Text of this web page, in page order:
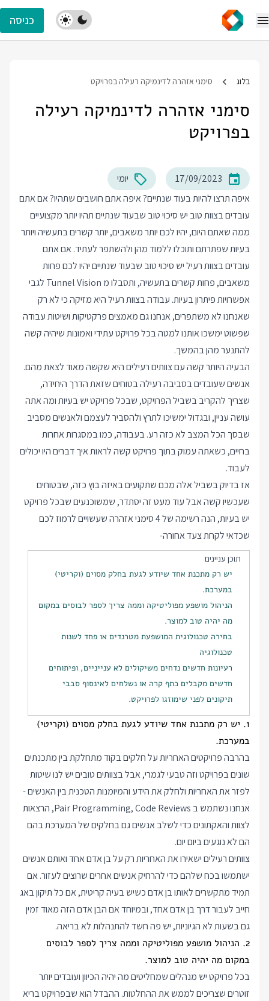
כניסה
בלוג סימני אזהרה לדינמיקה רעילה בפרויקט
סימני אזהרה לדינמיקה רעילה
בפרויקט
17/09/2023
יומי
איפה תרצו להיות בעוד שנתיים? איפה אתם חושבים שתהיו? אם אתם
עובדים בצוות טוב יש סיכוי טוב שבעוד שנתיים תהיו יותר מקצועיים
ממה שאתם היום, יהיו לכם יותר משאבים, יותר קשרים בתעשיה ויותר
בעיות שפתרתם ותוכלו ללמוד מהן ולהשתפר לעתיד. אם אתם
עובדים בצוות רעיל יש סיכוי טוב שבעוד שנתיים יהיו לכם פחות
משאבים, פחות קשרים בתעשיה, ותסבלו מ Tunnel Vision לגבי
אפשרויות פיתרון בעיות. עבודה בצוות רעיל היא מזיקה כי לא רק
שאנחנו לא משתפרים, אנחנו גם מאמצים פרקטיקות ושיטות עבודה
שפשוט ימשכו אותנו למטה בכל פרויקט עתידי ואמונות שיהיה קשה
להתנער מהן בהמשך.
הבעיה היותר קשה עם צוותים רעילים היא שקשה מאוד לצאת מהם.
אנשים שעובדים בסביבה רעילה בטוחים שזאת הדרך היחידה,
שצריך להקריב בשביל הפרויקט, שבכל פרויקט יש בעיות ומה אתה
עושה עניין, ובגדול ימשיכו לתרץ ולהסביר לעצמם ולאנשים מסביב
שבסך הכל המצב לא כזה רע. בעבודה, כמו במסגרות אחרות
בחיים, כשאתה עמוק בתוך פרויקט קשה לראות איך דברים היו יכולים
לעבוד.
אז בדיוק בשביל אלה מכם שתקועים באיזה בוץ כזה, שבטוחים
שעכשיו קשה אבל עוד מעט זה יסתדר, שמשוכנעים שבכל פרויקט
יש בעיות, הנה רשימה של 4 סימני אזהרה שעשויים לרמוז לכם
שכדאי לקחת צעד אחורה-
תוכן עניינים
יש רק מתכנת אחד שיודע לגעת בחלק מסוים (וקריטי)
במערכת.
הניהול מושפע מפוליטיקה וממה צריך לספר לבוסים במקום
מה יהיה טוב למוצר.
בחירה טכנולוגית המושפעת מטרנדים או פחד לשנות
טכנולוגיה
רעיונות חדשים נדחים משיקולים לא ענייניים, ופיתוחים
חדשים מקבלים כתף קרה או נשלחים לאינסוף סבבי
תיקונים לפני שימוזגו לפרויקט.
1. יש רק מתכנת אחד שיודע לגעת בחלק מסוים (וקריטי)
במערכת.
בהרבה פרויקטים האחריות על חלקים בקוד מתחלקת בין מתכנתים
שונים בפרויקט וזה טבעי לגמרי, אבל בצוותים טובים יש לנו שיטות
לפזר את האחריות ולחלק את הידע והמיומנות הטכנית בין האנשים -
אנחנו נשתמש ב Pair Programming, Code Reviews, הרצאות
לצוות והאקתונים כדי לשלב אנשים גם בחלקים של המערכת בהם
הם לא נוגעים ביום יום.
צוותים רעילים ישאירו את האחריות רק על בן אדם אחד ואותם אנשים
ישתמשו בכח שלהם כדי להרחיק אנשים אחרים שרוצים לעזור. אם
תמיד מתקשרים לאותו בן אדם כשיש בעיה קריטית, אם כל תיקון באג
חייב לעבור דרך בן אדם אחד, ובמיוחד אם הבן אדם הזה מאוד זמין
גם בשעות לא הגיוניות, יש פה חשד להתנהלות לא בריאה.
2. הניהול מושפע מפוליטיקה וממה צריך לספר לבוסים
במקום מה יהיה טוב למוצר.
בכל פרויקט יש מנהלים שמחליטים מה יהיה הכיוון ועובדים יותר
זוטרים שצריכים לממש את ההחלטות. ההבדל הוא שבפרויקט בריא